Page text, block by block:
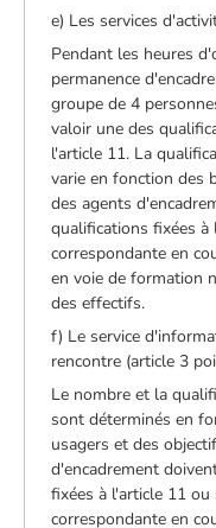
e) Les services
Pendant les heures
permanence
groupe de 4
valoir une des
l'article 11. La
varie en fonction des
des agents
qualifications fixées
correspondante en
en voie de formation
des effectifs.
f) Le service
rencontre (article 3
Le nombre et la
sont déterminés en
usagers et des
d'encadrement
fixées à l'article 11
correspondante en